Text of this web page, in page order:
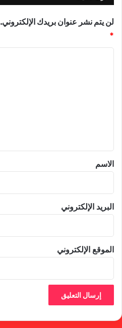
لن يتم نشر عنوان بريدك الإلكتروني.
*
*
الاسم
البريد الإلكتروني
الموقع الإلكتروني